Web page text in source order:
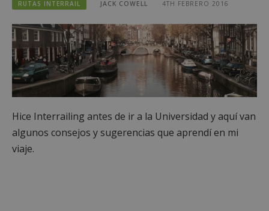
Blog
Guías de países
Conectarse
Planifique un nuevo viaje
RUTAS INTERRAIL JACK COWELL 4TH FEBRERO 2016
Hice Interrailing antes de ir a la Universidad y aquí van
algunos consejos y sugerencias que aprendí en mi
viaje.